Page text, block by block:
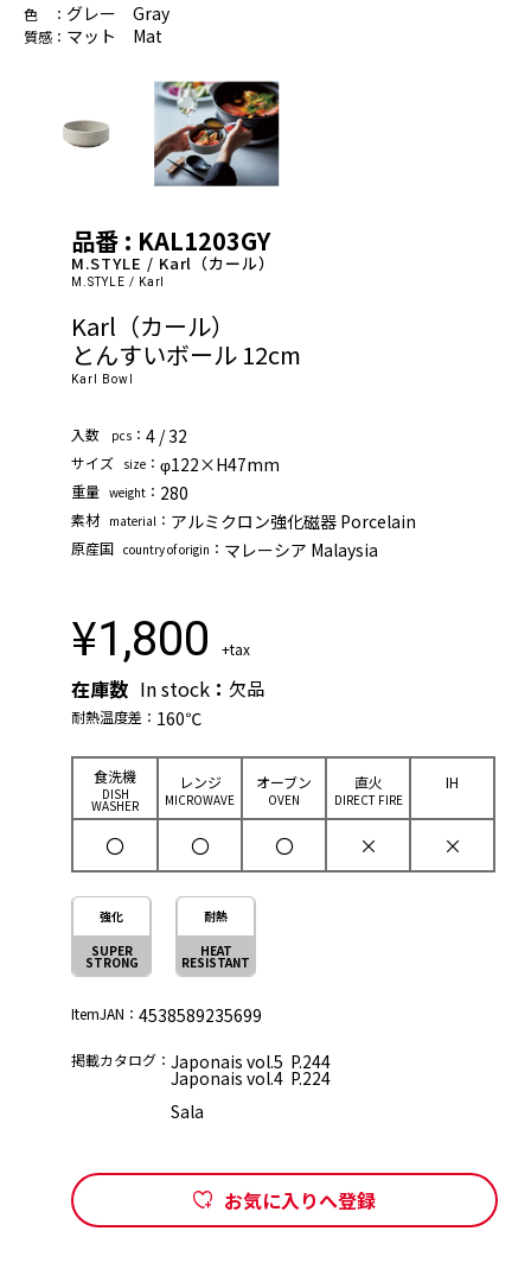
色 ： グレー Gray
質感： マット Mat
品番 : KAL1203GY
M.STYLE / Karl（カール）
M.STYLE / Karl
Karl（カール）
とんすいボール 12cm
Karl Bowl
⼊数 pcs ： 4 / 32
サイズ size ： φ122×H47mm
重量 weight ： 280
素材 material ： アルミクロン強化磁器 Porcelain
原産国 country of origin ： マレーシア Malaysia
¥1,800 +tax
在庫数 In stock ： 欠品
耐熱温度差： 160℃
⾷洗機
DISH
WASHER
レンジ
MICROWAVE
オーブン
OVEN
直⽕
DIRECT FIRE
IH
〇 〇 〇 × ×
強化
SUPER
STRONG
耐熱
HEAT
RESISTANT
ItemJAN： 4538589235699
掲載カタログ： Japonais vol.5 P.244
Japonais vol.4 P.224
Sala
お気に入りへ登録